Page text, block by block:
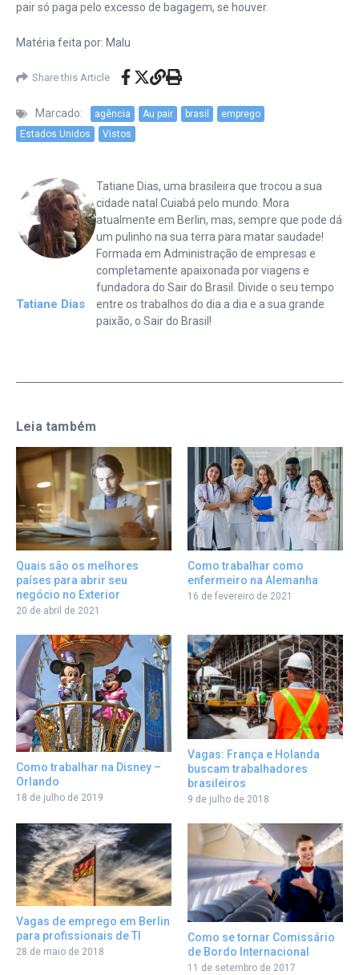
pair só paga pelo excesso de bagagem, se houver.
Matéria feita por: Malu
Share this Article
Marcado: agência Au pair brasil
emprego
Estados Unidos
Vistos
Tatiane Dias
Tatiane Dias, uma brasileira que trocou a sua
cidade natal Cuiabá pelo mundo. Mora
atualmente em Berlin, mas, sempre que pode dá
um pulinho na sua terra para matar saudade!
Formada em Administração de empresas e
completamente apaixonada por viagens e
fundadora do Sair do Brasil. Divide o seu tempo
entre os trabalhos do dia a dia e a sua grande
paixão, o Sair do Brasil!
Leia também
Quais são os melhores
países para abrir seu
negócio no Exterior
20 de abril de 2021
Como trabalhar como
enfermeiro na Alemanha
16 de fevereiro de 2021
Como trabalhar na Disney –
Orlando
18 de julho de 2019
Vagas: França e Holanda
buscam trabalhadores
brasileiros
9 de julho de 2018
Vagas de emprego em Berlin
para profissionais de TI
28 de maio de 2018
Como se tornar Comissário
de Bordo Internacional
11 de setembro de 2017